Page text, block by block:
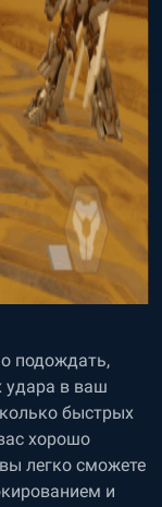
подождать,
удара в ваш
быстрых
хорошо
легко сможете
и